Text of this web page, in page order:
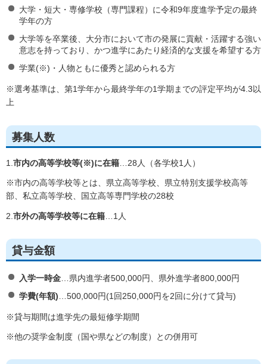
大学・短大・専修学校（専門課程）に令和9年度進学予定の最終
学年の方
大学等を卒業後、大分市において市の発展に貢献・活躍する強い
意志を持っており、かつ進学にあたり経済的な支援を希望する方
学業(※)・人物ともに優秀と認められる方
※選考基準は、第1学年から最終学年の1学期までの評定平均が4.3以
上
募集人数
1.市内の高等学校等(※)に在籍…28人（各学校1人）
※市内の高等学校等とは、県立高等学校、県立特別支援学校高等
部、私立高等学校、国立高等専門学校の28校
2. 市外の高等学校等に在籍 …1人
貸与金額
入学一時金 …県内進学者500,000円、県外進学者800,000円
学費(年額) …500,000円(1回250,000円を2回に分けて貸与)
※貸与期間は進学先の最短修学期間
※他の奨学金制度（国や県などの制度）との併用可